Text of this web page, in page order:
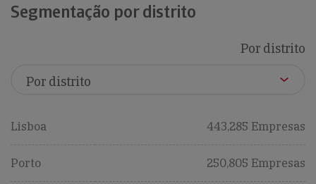
Segmentação por distrito
Por distrito
Lisboa 443,285 Empresas
Porto 250,805 Empresas